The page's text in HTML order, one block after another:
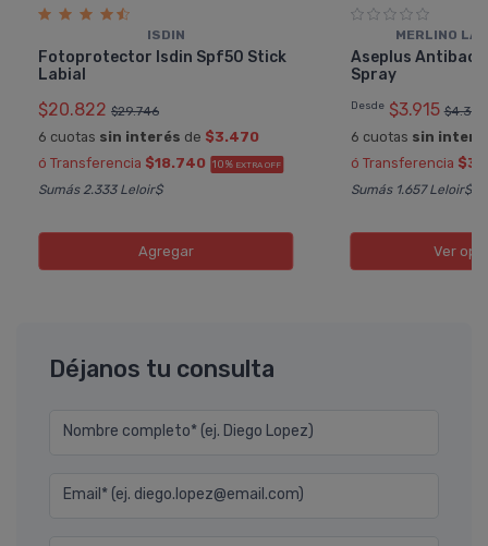
ISDIN
Fotoprotector Isdin Spf50 Stick
Labial
$20.822 $29.746
6 cuotas sin interés de $3.470
ó Transferencia $18.740 10% EXTRA OFF
Sumás 2.333 Leloir$
Agregar
MERLINO
Aseplus
Spray
Desde $3.915 $4.350
6 cuotas sin
ó Transferencia
Sumás 1.657 Leloir$
Ver
Déjanos tu consulta
Nombre completo* (ej. Diego Lopez)
Email* (ej. diego.lopez@email.com)